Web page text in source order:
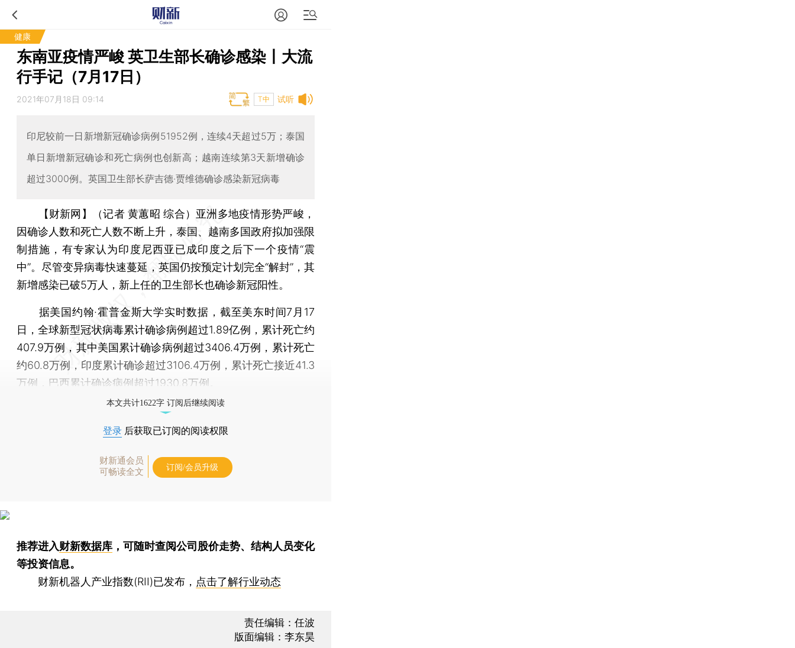
健康
东南亚疫情严峻 英卫生部长确诊感染丨大流
行手记（7月17日）
试听
2021年07月18日 09:14 T中
印尼较前一日新增新冠确诊病例51952例，连续4天超过5万；泰国
单日新增新冠确诊和死亡病例也创新高；越南连续第3天新增确诊
超过3000例。英国卫生部长萨吉德·贾维德确诊感染新冠病毒
【财新网】（记者 黄蕙昭 综合） 亚洲多地疫情形势严峻，
因确诊人数和死亡人数不断上升，泰国、越南多国政府拟加强限
制措施，有专家认为印度尼西亚已成印度之后下一个疫情“震
中”。尽管变异病毒快速蔓延，英国仍按预定计划完全“解封”，其
新增感染已破5万人，新上任的卫生部长也确诊新冠阳性。
据美国约翰·霍普金斯大学实时数据，截至美东时间7月17
日，全球新型冠状病毒累计确诊病例超过1.89亿例，累计死亡约
407.9万例，其中美国累计确诊病例超过3406.4万例，累计死亡
约60.8万例，印度累计确诊超过3106.4万例，累计死亡接近41.3
万例，巴西累计确诊病例超过1930.8万例。
本文共计1622字 订阅后继续阅读
登录 后获取已订阅的阅读权限
财新通会员
可畅读全文
订阅/会员升级
推荐进入财新数据库 ，可随时查阅公司股价走势、结构人员变化
等投资信息。
财新机器人产业指数(RII)已发布， 点击了解行业动态
责任编辑：任波
版面编辑：李东昊